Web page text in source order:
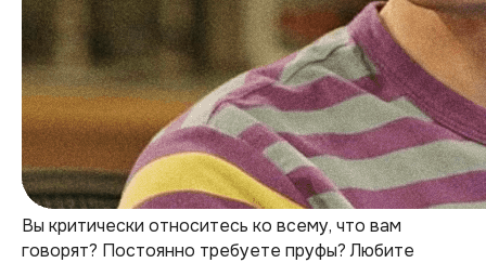
Вы критически относитесь ко всему, что вам
говорят? Постоянно требуете пруфы? Любите